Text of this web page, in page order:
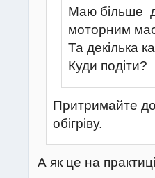
Маю більше
моторним
Та декілька
Куди подіти?
Притримайте до
обігріву.
А як це на